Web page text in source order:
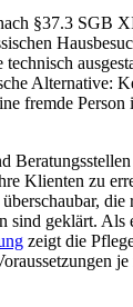
§37.3 SGB
Alternative:
fremde
Klienten zu
die
sind geklärt. Als
zeigt die